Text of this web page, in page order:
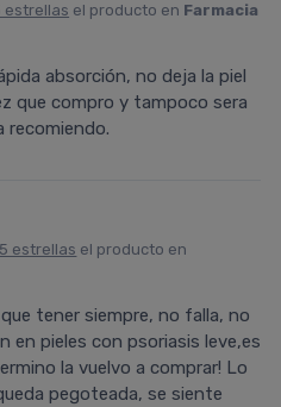
estrellas el producto en Farmacia
absorción, no deja la piel
que compro y tampoco sera
recomiendo.
5 estrellas el producto en
tener siempre, no falla, no
en pieles con psoriasis leve,es
la vuelvo a comprar! Lo
pegoteada, se siente